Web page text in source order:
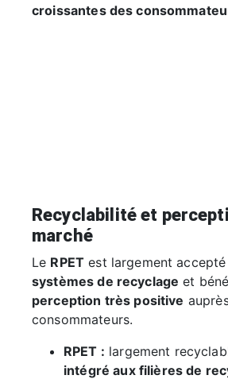
croissantes des
Recyclabilité et
marché
Le RPET est largement
systèmes de recyclage et
perception très positive
consommateurs.
RPET : largement
intégré aux filières de